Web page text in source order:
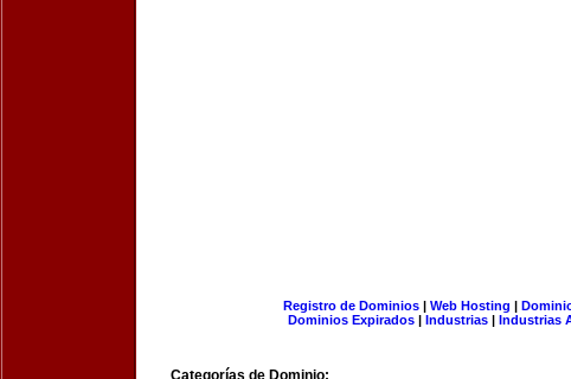
Registro de Dominios| Web Hosting |
Dominios Expirados | Industrias | Industrias
Categorías de Dominio: